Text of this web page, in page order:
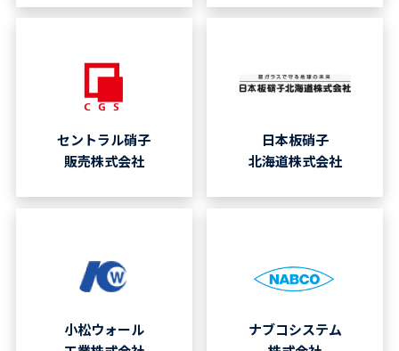
セントラル硝子
販売株式会社
日本板硝子
北海道株式会社
小松ウォール
ナブコシステム